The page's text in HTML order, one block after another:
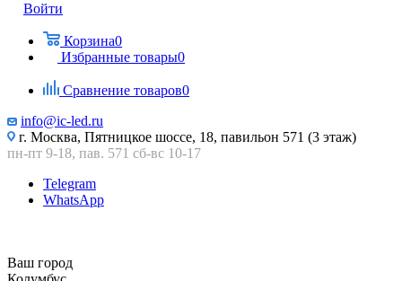
Войти
Корзина0
Избранные товары0
Сравнение товаров0
info@ic-led.ru
г. Москва, Пятницкое шоссе, 18, павильон 571 (3 этаж)
пн-пт 9-18, пав. 571 сб-вс 10-17
Telegram
WhatsApp
Ваш город